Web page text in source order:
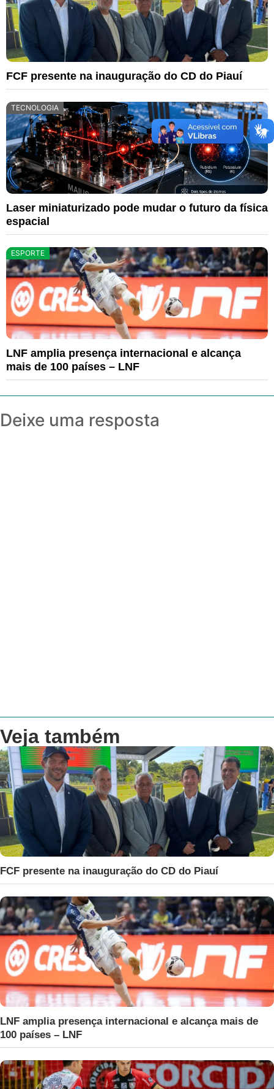
FCF presente na inauguração do CD do Piauí
TECNOLOGIA
Laser miniaturizado pode mudar o futuro da física
espacial
ESPORTE
LNF amplia presença internacional e alcança
mais de 100 países – LNF
Deixe uma resposta
Veja também
FCF presente na inauguração do CD do Piauí
LNF amplia presença internacional e alcança mais de
100 países – LNF